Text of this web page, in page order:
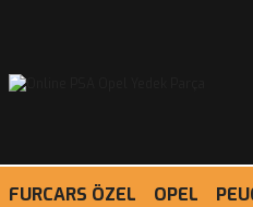
FURCARS ÖZEL OPEL